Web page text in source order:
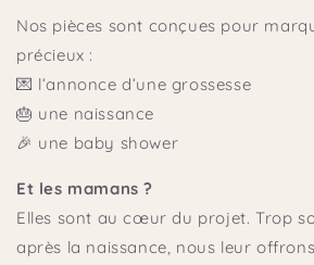
Nos pièces sont conçues pour
précieux :
💌 l’annonce d’une grossesse
🎂 une naissance
🎉 une baby shower
Et les mamans ?
Elles sont au cœur du projet. Trop
après la naissance, nous leur